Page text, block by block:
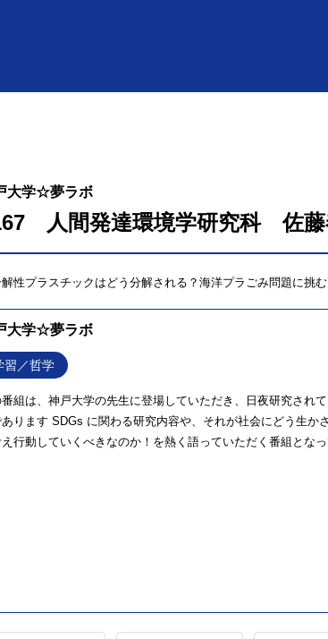
大学☆夢ラボ
人間発達環境学研究科 佐藤
性プラスチックはどう分解される？海洋プラごみ問題に挑む
大学☆夢ラボ
習／哲学
番組は、神戸大学の先生に登場していただき、日夜研究され
ります SDGs に関わる研究内容や、それが社会にどう生
行動していくべきなのか！を熱く語っていただく番組となっ